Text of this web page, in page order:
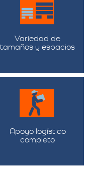
Variedad de
tamaños y espacios
Apoyo logístico
completo